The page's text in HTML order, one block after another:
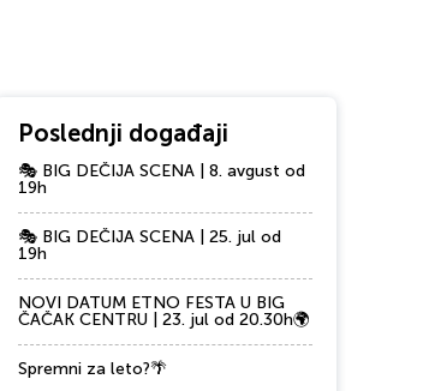
Poslednji događaji
🎭 BIG DEČIJA SCENA | 8. avgust od
19h
🎭 BIG DEČIJA SCENA | 25. jul od
19h
NOVI DATUM ETNO FESTA U BIG
ČAČAK CENTRU | 23. jul od 20.30h🌍
Spremni za leto?🌴